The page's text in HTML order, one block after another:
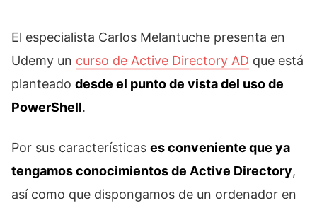
El especialista Carlos Melantuche presenta en
Udemy un curso de Active Directory AD que está
planteado desde el punto de vista del uso de
PowerShell.
Por sus características es conveniente que ya
tengamos conocimientos de Active Directory,
así como que dispongamos de un ordenador en